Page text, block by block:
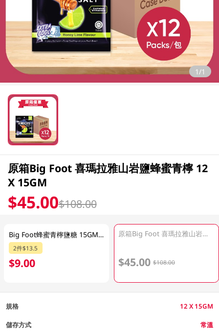
1/1
原箱Big Foot 喜瑪拉雅山岩鹽蜂蜜青檸 12
X 15GM
$45.00$108.00
Big Foot蜂蜜青檸鹽糖 15GM (包裝隨機發放)
2件$13.5
$9.00
原箱Big Foot 喜瑪拉雅山岩鹽蜂蜜青檸 12 X 15GM
$45.00 $108.00
規格 12 X 15GM
儲存方式 常溫